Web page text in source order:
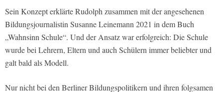
Sein Konzept erklärte Rudolph zusammen mit der angesehenen
Bildungsjournalistin Susanne Leinemann 2021 in dem Buch
„Wahnsinn Schule“. Und der Ansatz war erfolgreich: Die Schule
wurde bei Lehrern, Eltern und auch Schülern immer beliebter und
galt bald als Modell.
Nur nicht bei den Berliner Bildungspolitikern und ihren folgsamen